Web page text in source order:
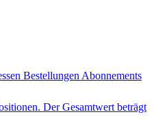
Bestellungen Abonnements
Der Gesamtwert beträgt